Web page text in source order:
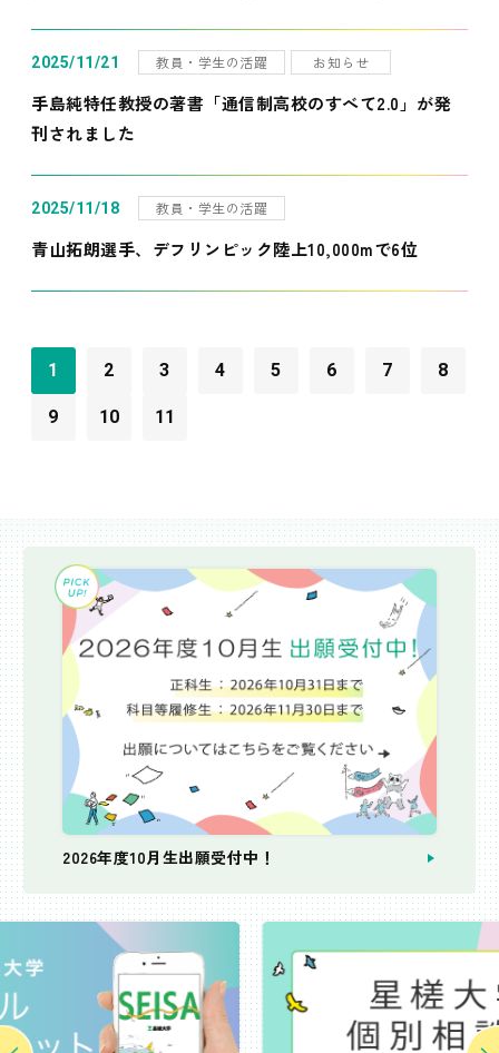
2025/11/21 教員・学生の活躍 お知らせ
手島純特任教授の著書「通信制高校のすべて2.0」が発
刊されました
2025/11/18 教員・学生の活躍
青山拓朗選手、デフリンピック陸上10,000mで6位
1 2 3 4 5 6 7 8
9 10 11
2026年度10月生出願受付中！